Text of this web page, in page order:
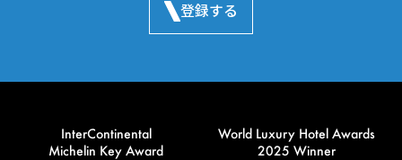
登録する
InterContinental
Michelin Key Award
World Luxury Hotel Awards
2025 Winner